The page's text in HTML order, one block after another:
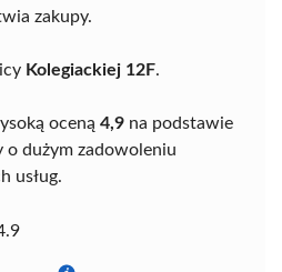
zakupy.
Kolegiackiej 12F.
oceną 4,9 na podstawie
o dużym zadowoleniu
usług.